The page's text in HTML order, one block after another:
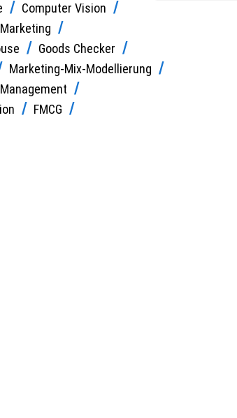
Computer Vision
Goods Checker
Marketing-Mix-Modellierung
FMCG